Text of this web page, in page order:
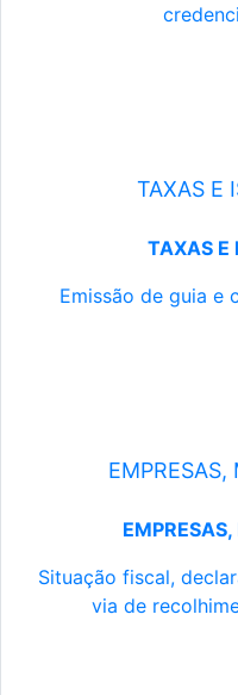
TAXAS E
TAXAS E
Emissão de guia e
Situação fiscal,
via de